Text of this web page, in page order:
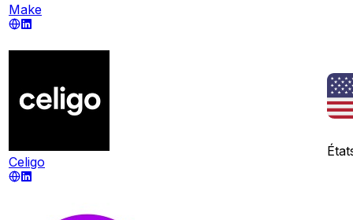
Make
Celigo